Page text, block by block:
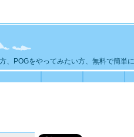
POGをやってみたい方、無料で簡単